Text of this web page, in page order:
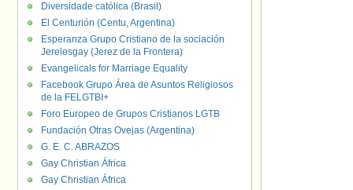
Diversidade católica (Brasil)
El Centurión (Centu, Argentina)
Esperanza Grupo Cristiano de la sociación
Jerelesgay (Jerez de la Frontera)
Evangelicals for Marriage Equality
Facebook Grupo Área de Asuntos Religiosos
de la FELGTBI+
Foro Europeo de Grupos Cristianos LGTB
Fundación Otras Ovejas (Argentina)
G. E. C. ABRAZOS
Gay Christian África
Gay Christian África